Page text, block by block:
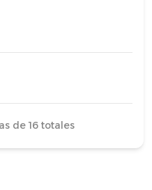
de 16 totales